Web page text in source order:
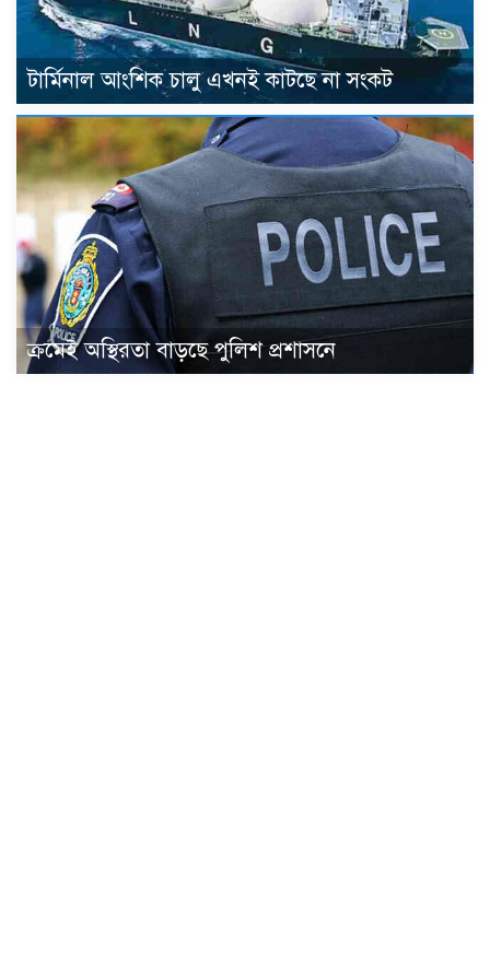
টার্মিনাল আংশিক চালু এখনই কাটছে না সংকট
ক্রমেই অস্থিরতা বাড়ছে পুলিশ প্রশাসনে